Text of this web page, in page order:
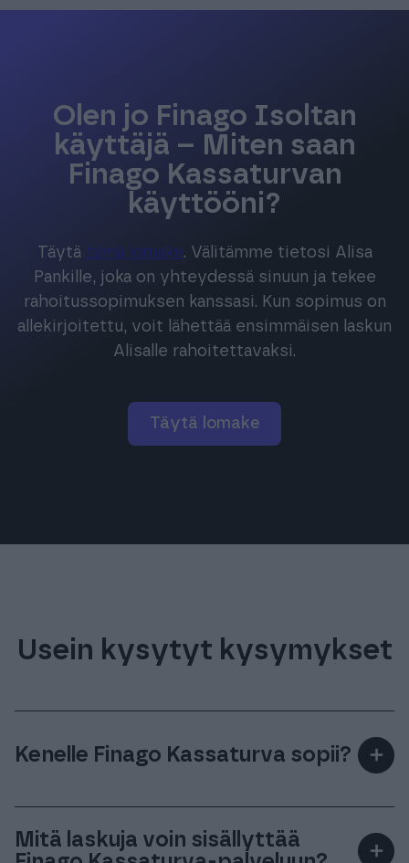
Olen jo Finago Isoltan
käyttäjä – Miten saan
Finago Kassaturvan
käyttööni?
Täytä tämä lomake. Välitämme tietosi Alisa
Pankille, joka on yhteydessä sinuun ja tekee
rahoitussopimuksen kanssasi. Kun sopimus on
allekirjoitettu, voit lähettää ensimmäisen laskun
Alisalle rahoitettavaksi.
Täytä lomake
Usein kysytyt kysymykset
Kenelle Finago Kassaturva sopii? ＋
Lähetät rahoitettavan laskun yritykselle
(B2B).
Mitä laskuja voin sisällyttää
＋